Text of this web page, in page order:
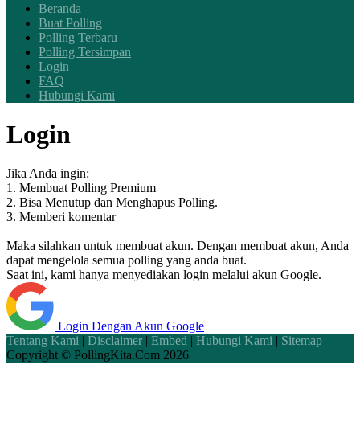
Beranda
Buat Polling
Polling Terbaru
Polling Tersimpan
Login
FAQ
Hubungi Kami
Login
Jika Anda ingin:
1. Membuat Polling Premium
2. Bisa Menutup dan Menghapus Polling.
3. Memberi komentar
Maka silahkan untuk membuat akun. Dengan membuat akun, Anda
dapat mengelola semua polling yang anda buat.
Saat ini, kami hanya menyediakan login melalui akun Google.
Login Dengan Akun Google
Tentang Kami | Disclaimer | Embed | Hubungi Kami | Sitemap
Copyright © PollingKita.Com 2026